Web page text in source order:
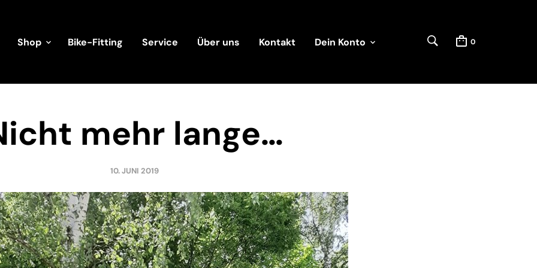
Shop Bike-Fitting Service Über uns Kontakt Dein Konto 0
mehr lange…
10. JUNI 2019